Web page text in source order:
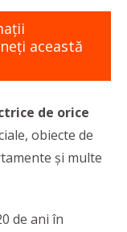
această
de orice
obiecte de
și multe
de ani în